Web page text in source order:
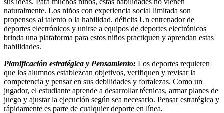
naturalmente. Los niños con experiencia social limitada son
propensos al talento o la habilidad. déficits Un entrenador de
deportes electrónicos y unirse a equipos de deportes electrónicos
brinda una plataforma para estos niños practiquen y aprendan estas
habilidades.
Planificación estratégica y Pensamiento: Los deportes requieren
que los alumnos establezcan objetivos, verifiquen y revisar la
competencia y pensar en sus debilidades y fortalezas. Como un
jugador, el estudiante aprende a desarrollar técnicas, armar planes de
juego y ajustar la ejecución según sea necesario. Pensar estratégica y
rápidamente es parte de cualquier deporte en línea.